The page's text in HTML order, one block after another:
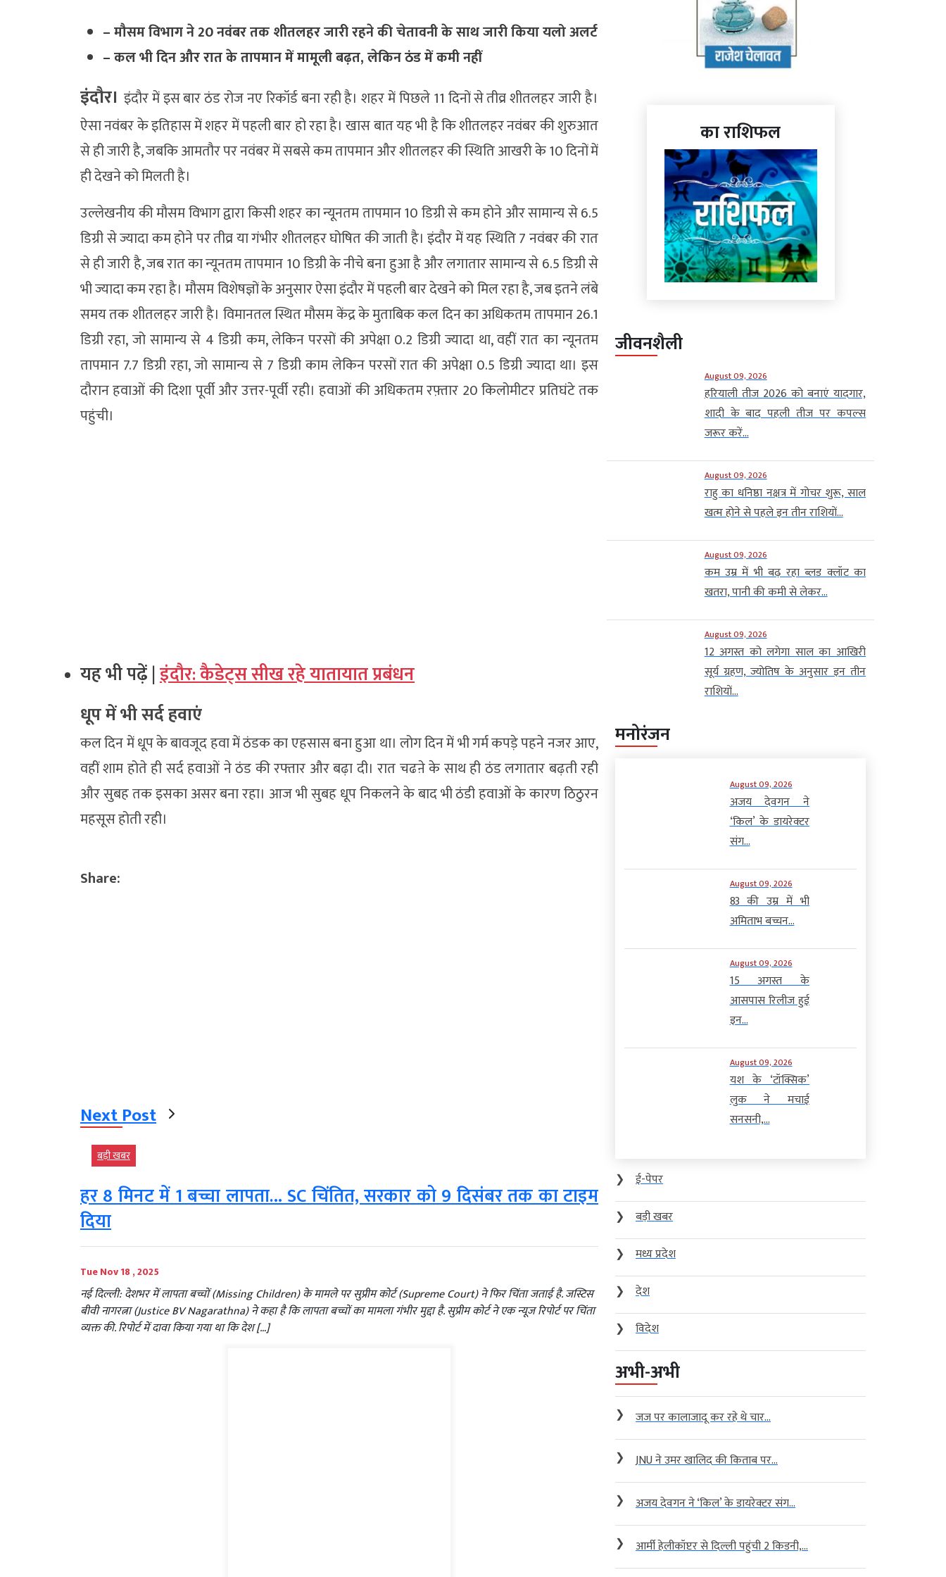
– मौसम विभाग ने 20 नवंबर तक शीतलहर जारी रहने की चेतावनी के साथ जारी किया यलो अलर्ट
– कल भी दिन और रात के तापमान में मामूली बढ़त, लेकिन ठंड में कमी नहीं
इंदौर। इंदौर में इस बार ठंड रोज नए रिकॉर्ड बना रही है। शहर में पिछले 11 दिनों से तीव्र शीतलहर जारी है।
ऐसा नवंबर के इतिहास में शहर में पहली बार हो रहा है। खास बात यह भी है कि शीतलहर नवंबर की शुरुआत
से ही जारी है, जबकि आमतौर पर नवंबर में सबसे कम तापमान और शीतलहर की स्थिति आखरी के 10 दिनों में
ही देखने को मिलती है।
उल्लेखनीय की मौसम विभाग द्वारा किसी शहर का न्यूनतम तापमान 10 डिग्री से कम होने और सामान्य से 6.5
डिग्री से ज्यादा कम होने पर तीव्र या गंभीर शीतलहर घोषित की जाती है। इंदौर में यह स्थिति 7 नवंबर की रात
से ही जारी है, जब रात का न्यूनतम तापमान 10 डिग्री के नीचे बना हुआ है और लगातार सामान्य से 6.5 डिग्री से
भी ज्यादा कम रहा है। मौसम विशेषज्ञों के अनुसार ऐसा इंदौर में पहली बार देखने को मिल रहा है, जब इतने लंबे
समय तक शीतलहर जारी है। विमानतल स्थित मौसम केंद्र के मुताबिक कल दिन का अधिकतम तापमान 26.1
डिग्री रहा, जो सामान्य से 4 डिग्री कम, लेकिन परसों की अपेक्षा 0.2 डिग्री ज्यादा था, वहीं रात का न्यूनतम
तापमान 7.7 डिग्री रहा, जो सामान्य से 7 डिग्री काम लेकिन परसों रात की अपेक्षा 0.5 डिग्री ज्यादा था। इस
दौरान हवाओं की दिशा पूर्वी और उत्तर-पूर्वी रही। हवाओं की अधिकतम रफ़्तार 20 किलोमीटर प्रतिघंटे तक
पहुंची।
यह भी पढ़ें |इंदौर: कैडेट्स सीख रहे यातायात प्रबंधन
धूप में भी सर्द हवाएं
कल दिन में धूप के बावजूद हवा में ठंडक का एहसास बना हुआ था। लोग दिन में भी गर्म कपड़े पहने नजर आए,
वहीं शाम होते ही सर्द हवाओं ने ठंड की रफ्तार और बढ़ा दी। रात चढऩे के साथ ही ठंड लगातार बढ़ती रही
और सुबह तक इसका असर बना रहा। आज भी सुबह धूप निकलने के बाद भी ठंडी हवाओं के कारण ठिठुरन
महसूस होती रही।
Share:
Next Post
बड़ी खबर
हर 8 मिनट में 1 बच्चा लापता… SC चिंतित, सरकार को 9 दिसंबर तक का टाइम
दिया
Tue Nov 18 , 2025
नई दिल्ली: देशभर में लापता बच्चों (Missing Children) के मामले पर सुप्रीम कोर्ट (Supreme Court) ने फिर चिंता जताई है. जस्टिस
बीवी नागरत्ना (Justice BV Nagarathna) ने कहा है कि लापता बच्चों का मामला गंभीर मुद्दा है. सुप्रीम कोर्ट ने एक न्यूज रिपोर्ट पर चिंता
व्यक्त की. रिपोर्ट में दावा किया गया था कि देश […]
का राशिफल
जीवनशैली
August 09, 2026
हरियाली तीज 2026 को बनाएं यादगार,
शादी के बाद पहली तीज पर कपल्स
जरूर करें...
August 09, 2026
राहु का धनिष्ठा नक्षत्र में गोचर शुरू, साल
खत्म होने से पहले इन तीन राशियों...
August 09, 2026
कम उम्र में भी बढ़ रहा ब्लड क्लॉट का
खतरा, पानी की कमी से लेकर...
August 09, 2026
12 अगस्त को लगेगा साल का आखिरी
सूर्य ग्रहण, ज्योतिष के अनुसार इन तीन
राशियों...
मनोरंजन
August 09, 2026
अजय देवगन ने
‘किल’ के डायरेक्टर
संग...
August 09, 2026
83 की उम्र में भी
अमिताभ बच्चन...
August 09, 2026
15 अगस्त के
आसपास रिलीज हुई
इन...
August 09, 2026
यश के ‘टॉक्सिक’
लुक ने मचाई
सनसनी,...
❯
ई-पेपर
❯
बड़ी खबर
❯
मध्य प्रदेश
❯
देश
❯
विदेश
अभी-अभी
❯ जज पर कालाजादू कर रहे थे चार...
❯ JNU ने उमर खालिद की किताब पर...
❯ अजय देवगन ने ‘किल’ के डायरेक्टर संग...
❯ आर्मी हेलीकॉप्टर से दिल्ली पहुंची 2 किडनी,...